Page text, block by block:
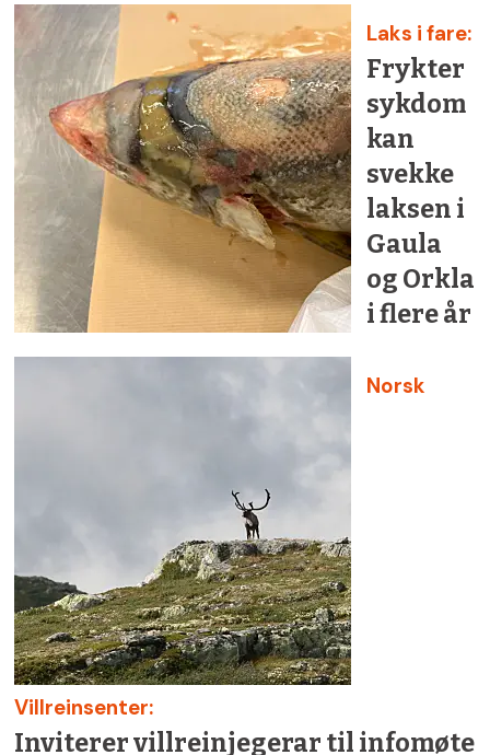
Laks i fare:
Frykter
sykdom
kan
svekke
laksen i
Gaula
og Orkla
i flere år
Norsk
Villreinsenter:
Inviterer villreinjegerar til infomøte